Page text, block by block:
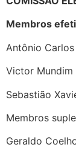
Membros
Antônio
Victor Mundim
Sebastião
Membros
Geraldo